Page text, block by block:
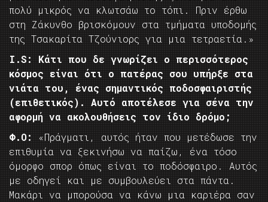
πολύ μικρός να κλωτσάω το τόπι. Πριν έρθω
στη Ζάκυνθο βρισκόμουν στα τμήματα υποδομής
της Τσακαρίτα Τζούνιορς για μια τετραετία.»
I.S: Κάτι που δε γνωρίζει ο περισσότερος
κόσμος είναι ότι ο πατέρας σου υπήρξε στα
νιάτα του, ένας σημαντικός ποδοσφαιριστής
(επιθετικός). Αυτό αποτέλεσε για σένα την
αφορμή να ακολουθήσεις τον ίδιο δρόμο;
Φ.Ο: «Πράγματι, αυτός ήταν που μετέδωσε την
επιθυμία να ξεκινήσω να παίζω, ένα τόσο
όμορφο σπορ όπως είναι το ποδόσφαιρο. Αυτός
με οδηγεί και με συμβουλεύει στα πάντα.
Μακάρι να μπορούσα να κάνω μια καριέρα σαν